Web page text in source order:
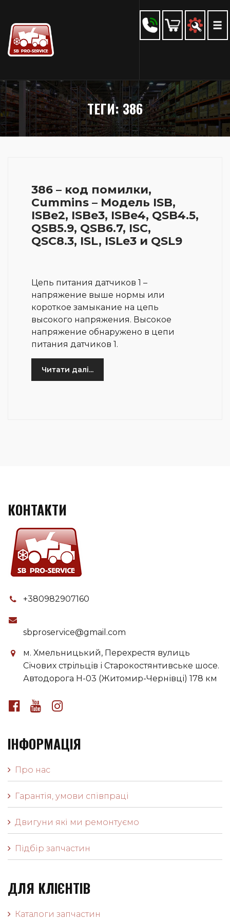
ТЕГИ: 386
386 – код помилки,
Cummins – Модель ISB,
ISBe2, ISBe3, ISBe4, QSB4.5,
QSB5.9, QSB6.7, ISC,
QSC8.3, ISL, ISLe3 и QSL9
Цепь питания датчиков 1 –
напряжение выше нормы или
короткое замыкание на цепь
высокого напряжения. Высокое
напряжение обнаружено в цепи
питания датчиков 1.
Читати далі...
КОНТАКТИ
+380982907160
sbproservice@gmail.com
м. Хмельницький, Перехрестя вулиць
Січових стрільців і Старокостянтивське шосе.
Автодорога H-03 (Житомир-Чернівці) 178 км
ІНФОРМАЦІЯ
Про нас
Гарантія, умови співпраці
Двигуни які ми ремонтуємо
Підбір запчастин
ДЛЯ КЛІЄНТІВ
Каталоги запчастин